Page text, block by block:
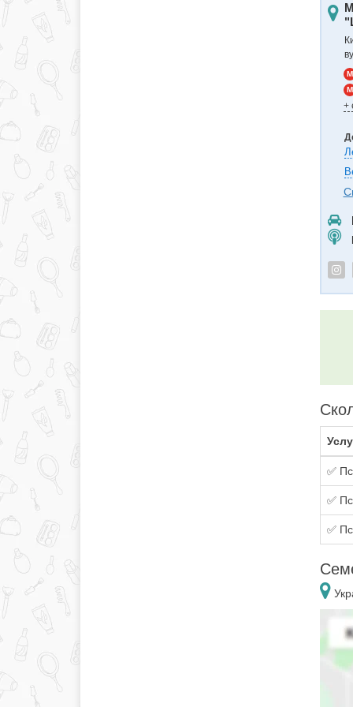
M
M
+
✅
✅
✅